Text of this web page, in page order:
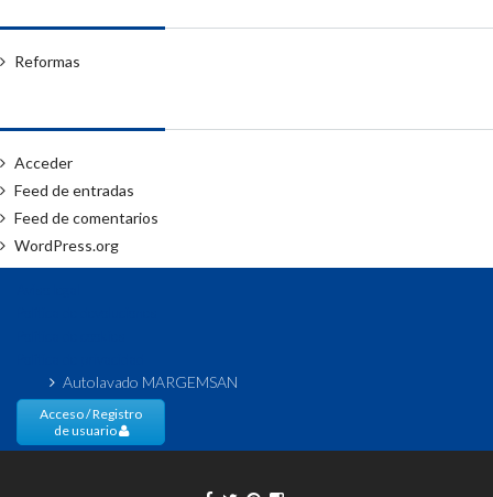
Reformas
Acceder
Feed de entradas
Feed de comentarios
WordPress.org
Autolavado MARGEMSAN
Acceso / Registro
de usuario